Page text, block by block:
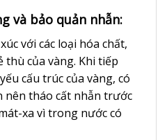
và bảo quản nhẫn:
với các loại hóa chất,
thù của vàng. Khi tiếp
cấu trúc của vàng, có
nên tháo cất nhẫn trước
xa vì trong nước có